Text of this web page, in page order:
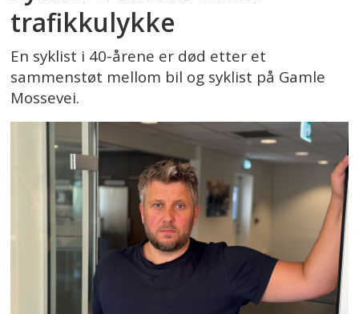
trafikkulykke
En syklist i 40-årene er død etter et
sammenstøt mellom bil og syklist på Gamle
Mossevei.